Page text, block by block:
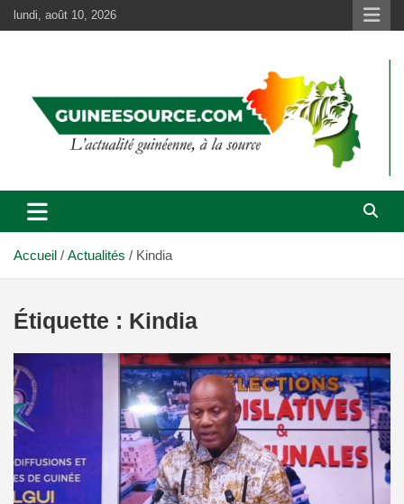
Aller
au
lundi, août 10, 2026
Accueil Actualités Kindia
Étiquette : Kindia